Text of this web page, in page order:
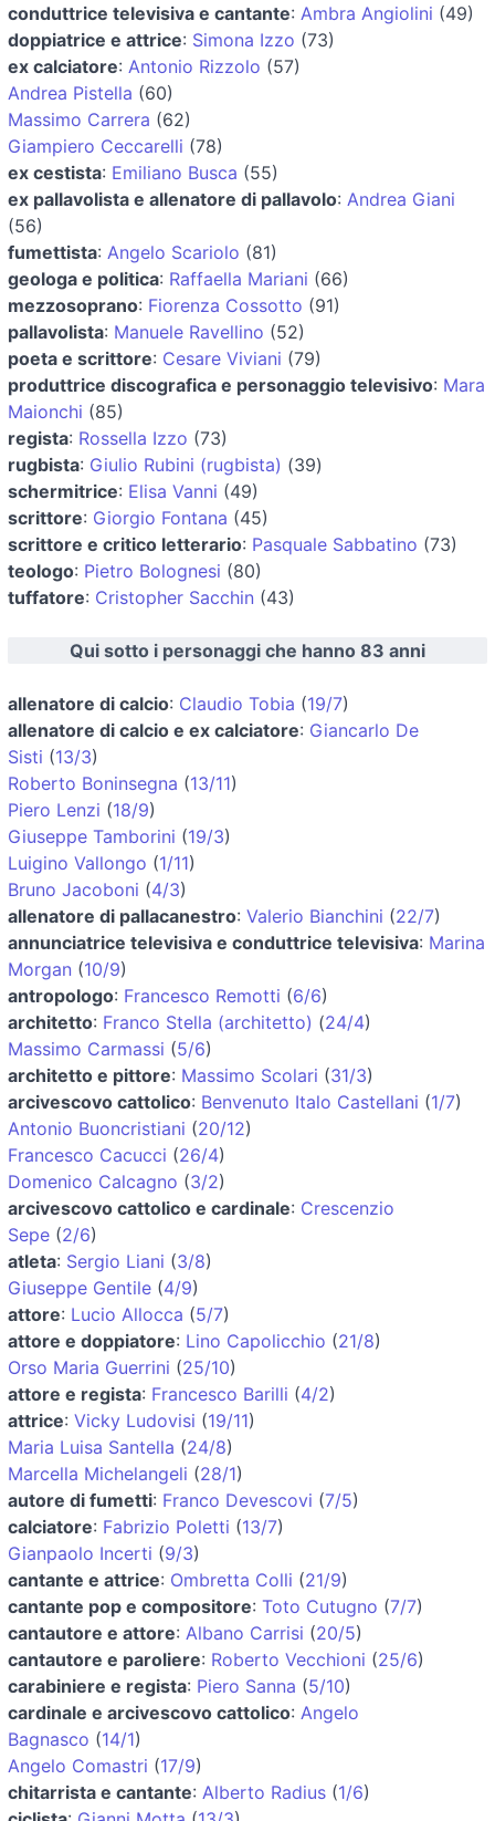
conduttrice televisiva e cantante: Ambra Angiolini (49)
doppiatrice e attrice: Simona Izzo (73)
ex calciatore: Antonio Rizzolo (57)
Andrea Pistella (60)
Massimo Carrera (62)
Giampiero Ceccarelli (78)
ex cestista: Emiliano Busca (55)
ex pallavolista e allenatore di pallavolo: Andrea Giani
(56)
fumettista: Angelo Scariolo (81)
geologa e politica: Raffaella Mariani (66)
mezzosoprano: Fiorenza Cossotto (91)
pallavolista: Manuele Ravellino (52)
poeta e scrittore: Cesare Viviani (79)
produttrice discografica e personaggio televisivo: Mara
Maionchi (85)
regista: Rossella Izzo (73)
rugbista: Giulio Rubini (rugbista) (39)
schermitrice: Elisa Vanni (49)
scrittore: Giorgio Fontana (45)
scrittore e critico letterario: Pasquale Sabbatino (73)
teologo: Pietro Bolognesi (80)
tuffatore: Cristopher Sacchin (43)
Qui sotto i personaggi che hanno 83 anni
allenatore di calcio: Claudio Tobia (19/7)
allenatore di calcio e ex calciatore: Giancarlo De
Sisti (13/3)
Roberto Boninsegna (13/11)
Piero Lenzi (18/9)
Giuseppe Tamborini (19/3)
Luigino Vallongo (1/11)
Bruno Jacoboni (4/3)
allenatore di pallacanestro: Valerio Bianchini (22/7)
annunciatrice televisiva e conduttrice televisiva: Marina
Morgan (10/9)
antropologo: Francesco Remotti (6/6)
architetto: Franco Stella (architetto) (24/4)
Massimo Carmassi (5/6)
architetto e pittore: Massimo Scolari (31/3)
arcivescovo cattolico: Benvenuto Italo Castellani (1/7)
Antonio Buoncristiani (20/12)
Francesco Cacucci (26/4)
Domenico Calcagno (3/2)
arcivescovo cattolico e cardinale: Crescenzio
Sepe (2/6)
atleta: Sergio Liani (3/8)
Giuseppe Gentile (4/9)
attore: Lucio Allocca (5/7)
attore e doppiatore: Lino Capolicchio (21/8)
Orso Maria Guerrini (25/10)
attore e regista: Francesco Barilli (4/2)
attrice: Vicky Ludovisi (19/11)
Maria Luisa Santella (24/8)
Marcella Michelangeli (28/1)
autore di fumetti: Franco Devescovi (7/5)
calciatore: Fabrizio Poletti (13/7)
Gianpaolo Incerti (9/3)
cantante e attrice: Ombretta Colli (21/9)
cantante pop e compositore: Toto Cutugno (7/7)
cantautore e attore: Albano Carrisi (20/5)
cantautore e paroliere: Roberto Vecchioni (25/6)
carabiniere e regista: Piero Sanna (5/10)
cardinale e arcivescovo cattolico: Angelo
Bagnasco (14/1)
Angelo Comastri (17/9)
chitarrista e cantante: Alberto Radius (1/6)